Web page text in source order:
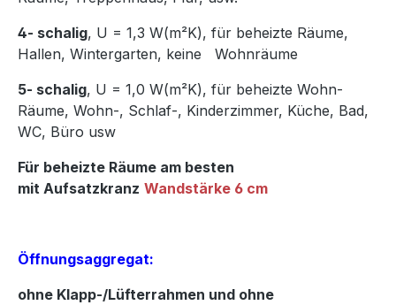
4- schalig, U = 1,3 W(m²K), für beheizte Räume,
Hallen, Wintergarten, keine Wohnräume
5- schalig, U = 1,0 W(m²K), für beheizte Wohn-
Räume, Wohn-, Schlaf-, Kinderzimmer, Küche, Bad,
WC, Büro usw
Für beheizte Räume am besten
mit Aufsatzkranz Wandstärke 6 cm
Öffnungsaggregat:
ohne Klapp-/Lüfterrahmen und ohne